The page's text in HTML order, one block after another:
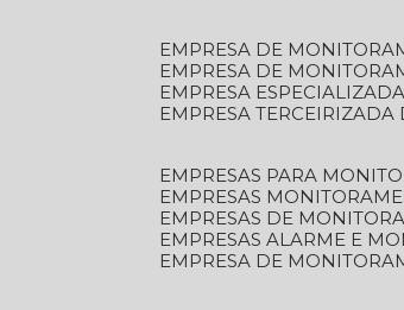
EMPRESA DE
EMPRESA DE
EMPRESA
EMPRESA
EMPRESAS PARA
EMPRESAS
EMPRESAS DE
EMPRESAS ALARME E
EMPRESA DE